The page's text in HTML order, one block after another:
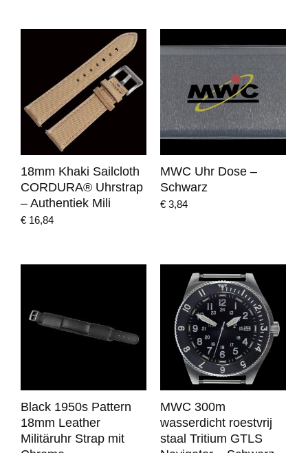
18mm Khaki Sailcloth
CORDURA® Uhrstrap
– Authentiek Mili
€ 16,84
MWC Uhr Dose –
Schwarz
€ 3,84
Black 1950s Pattern
18mm Leather
Militäruhr Strap mit
MWC 300m
wasserdicht roestvrij
staal Tritium GTLS